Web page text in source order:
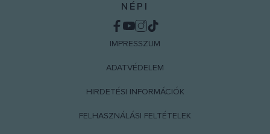
NÉPI
IMPRESSZUM
ADATVÉDELEM
HIRDETÉSI INFORMÁCIÓK
FELHASZNÁLÁSI FELTÉTELEK